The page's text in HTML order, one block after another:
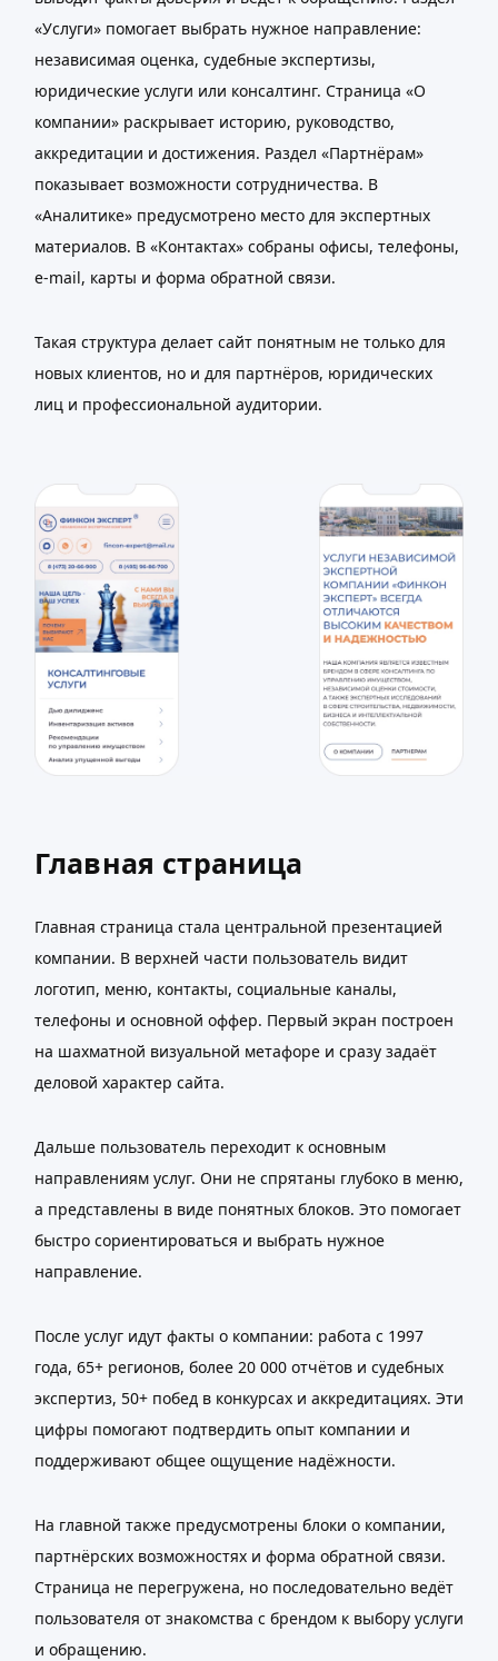
«Услуги» помогает выбрать нужное направление:
независимая оценка, судебные экспертизы,
юридические услуги или консалтинг. Страница «О
компании» раскрывает историю, руководство,
аккредитации и достижения. Раздел «Партнёрам»
показывает возможности сотрудничества. В
«Аналитике» предусмотрено место для экспертных
материалов. В «Контактах» собраны офисы, телефоны,
e-mail, карты и форма обратной связи.
Такая структура делает сайт понятным не только для
новых клиентов, но и для партнёров, юридических
лиц и профессиональной аудитории.
Главная страница
Главная страница стала центральной презентацией
компании. В верхней части пользователь видит
логотип, меню, контакты, социальные каналы,
телефоны и основной оффер. Первый экран построен
на шахматной визуальной метафоре и сразу задаёт
деловой характер сайта.
Дальше пользователь переходит к основным
направлениям услуг. Они не спрятаны глубоко в меню,
а представлены в виде понятных блоков. Это помогает
быстро сориентироваться и выбрать нужное
направление.
После услуг идут факты о компании: работа с 1997
года, 65+ регионов, более 20 000 отчётов и судебных
экспертиз, 50+ побед в конкурсах и аккредитациях. Эти
цифры помогают подтвердить опыт компании и
поддерживают общее ощущение надёжности.
На главной также предусмотрены блоки о компании,
партнёрских возможностях и форма обратной связи.
Страница не перегружена, но последовательно ведёт
пользователя от знакомства с брендом к выбору услуги
и обращению.